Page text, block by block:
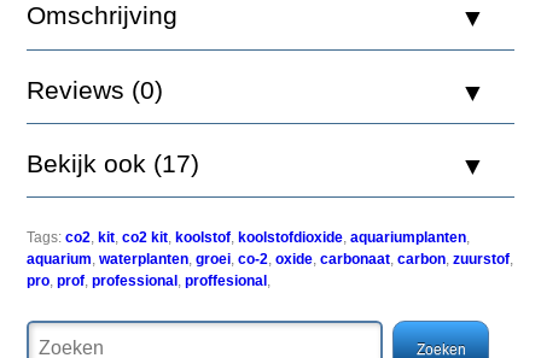
dezelfde
de
Kit.
Professional
tevens
uitgerust
met
Solenoid
Valve
Omschrijving
Reviews (0)
Bekijk ook (17)
Tags: co2, kit,co2 kit, koolstof, koolstofdioxide,aquariumplanten,
aquarium,waterplanten,groei,co-2,oxide,carbonaat,carbon,zuurstof,
pro,prof,professional ,proffesional ,